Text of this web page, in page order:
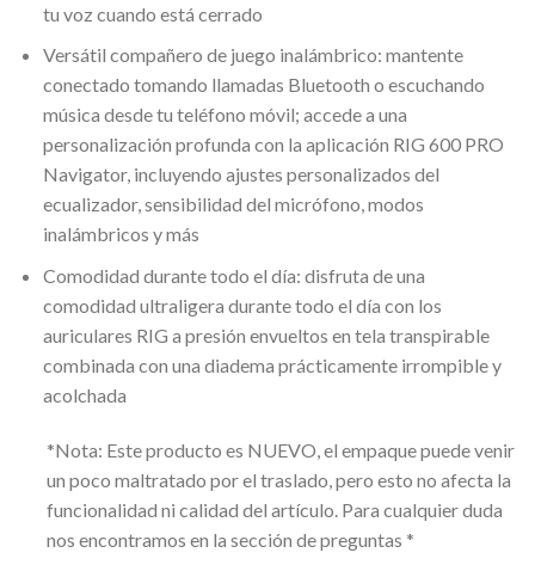
tu voz cuando está cerrado
Versátil compañero de juego inalámbrico: mantente
conectado tomando llamadas Bluetooth o escuchando
música desde tu teléfono móvil; accede a una
personalización profunda con la aplicación RIG 600 PRO
Navigator, incluyendo ajustes personalizados del
ecualizador, sensibilidad del micrófono, modos
inalámbricos y más
Comodidad durante todo el día: disfruta de una
comodidad ultraligera durante todo el día con los
auriculares RIG a presión envueltos en tela transpirable
combinada con una diadema prácticamente irrompible y
acolchada
*Nota: Este producto es NUEVO, el empaque puede venir
un poco maltratado por el traslado, pero esto no afecta la
funcionalidad ni calidad del artículo. Para cualquier duda
nos encontramos en la sección de preguntas *